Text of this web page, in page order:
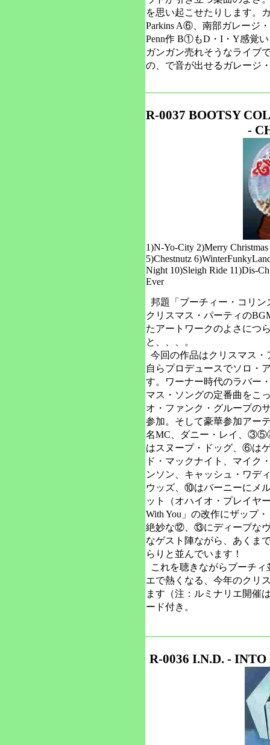
を思い起こせたりします。
Parkins A⑥、南部ガレージ
Penn作 B①もD・I・Y感覚
ガンガン売れそうなライブ
の、で音が出せるガレージ
R-0037 BOOTSY
-
1)N-Yo-City 2)Merry
5)Chestnutz
Night 10)Sleigh Ride 11)Dis-
Ever
邦題「ブーチィー・コリ
クリスマス・パーティの
たアートワークのよさにつ
と、、、。
今回の作品はクリスマス
自らプロデュースでソロ・
す。ワーナー時代のラバー
マス・ソングの定番曲をこ
オ・ファンク・グループの
参加。そして豪華参加アー
名MC、ダニー・レイ、
はスヌープ・ドッグ、⑥は
ド・マックナイト、マイク
ンソン、キャッシュ・ワデ
ウッズ、⑩はバーニーにメ
ット（オハイオ・プレイヤ
With You」の改作にザップ
絶妙な⑫、⑬にディープな
なゲスト陣ながら、あくま
らりと並んでいます！
これを聴きながらブーチ
エで熱くなる、今年のクリ
ます（注：ルミナリエ開催
ード付き。
R-0036 I.N.D. -